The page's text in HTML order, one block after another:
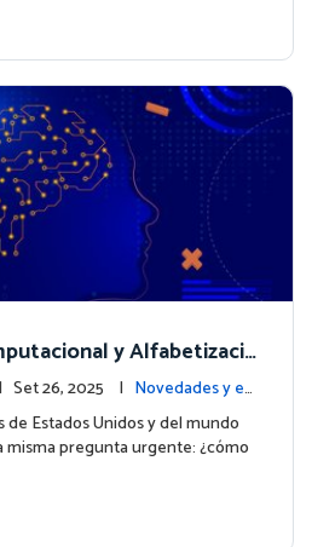
y Alfabetizaci
las Matemáticas debe
| Set 26, 2025 | Novedades y ev
Estados Unidos y del mundo
pregunta urgente: ¿cómo